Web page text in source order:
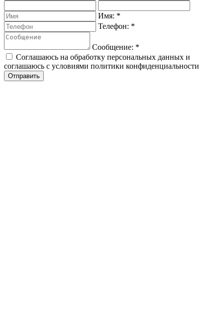
Имя: *
Телефон: *
Сообщение: *
Соглашаюсь на обработку персональных данных и
соглашаюсь с условиями политики конфиденциальности